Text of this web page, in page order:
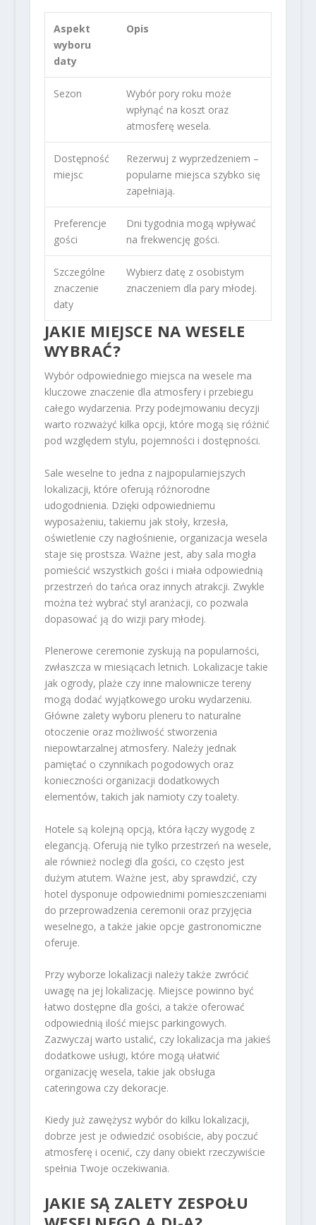
Aspekt
wyboru
daty
Opis
Sezon
Wybór pory roku może
wpłynąć na koszt oraz
atmosferę wesela.
Dostępność
miejsc
Rezerwuj z wyprzedzeniem –
popularne miejsca szybko się
zapełniają.
Preferencje
gości
Dni tygodnia mogą wpływać
na frekwencję gości.
Szczególne
znaczenie
daty
Wybierz datę z osobistym
znaczeniem dla pary młodej.
JAKIE MIEJSCE NA WESELE
WYBRAĆ?
Wybór odpowiedniego miejsca na wesele ma
kluczowe znaczenie dla atmosfery i przebiegu
całego wydarzenia. Przy podejmowaniu decyzji
warto rozważyć kilka opcji, które mogą się różnić
pod względem stylu, pojemności i dostępności.
Sale weselne to jedna z najpopularniejszych
lokalizacji, które oferują różnorodne
udogodnienia. Dzięki odpowiedniemu
wyposażeniu, takiemu jak stoły, krzesła,
oświetlenie czy nagłośnienie, organizacja wesela
staje się prostsza. Ważne jest, aby sala mogła
pomieścić wszystkich gości i miała odpowiednią
przestrzeń do tańca oraz innych atrakcji. Zwykle
można też wybrać styl aranżacji, co pozwala
dopasować ją do wizji pary młodej.
Plenerowe ceremonie zyskują na popularności,
zwłaszcza w miesiącach letnich. Lokalizacje takie
jak ogrody, plaże czy inne malownicze tereny
mogą dodać wyjątkowego uroku wydarzeniu.
Główne zalety wyboru pleneru to naturalne
otoczenie oraz możliwość stworzenia
niepowtarzalnej atmosfery. Należy jednak
pamiętać o czynnikach pogodowych oraz
konieczności organizacji dodatkowych
elementów, takich jak namioty czy toalety.
Hotele są kolejną opcją, która łączy wygodę z
elegancją. Oferują nie tylko przestrzeń na wesele,
ale również noclegi dla gości, co często jest
dużym atutem. Ważne jest, aby sprawdzić, czy
hotel dysponuje odpowiednimi pomieszczeniami
do przeprowadzenia ceremonii oraz przyjęcia
weselnego, a także jakie opcje gastronomiczne
oferuje.
Przy wyborze lokalizacji należy także zwrócić
uwagę na jej lokalizację. Miejsce powinno być
łatwo dostępne dla gości, a także oferować
odpowiednią ilość miejsc parkingowych.
Zazwyczaj warto ustalić, czy lokalizacja ma jakieś
dodatkowe usługi, które mogą ułatwić
organizację wesela, takie jak obsługa
cateringowa czy dekoracje.
Kiedy już zawężysz wybór do kilku lokalizacji,
dobrze jest je odwiedzić osobiście, aby poczuć
atmosferę i ocenić, czy dany obiekt rzeczywiście
spełnia Twoje oczekiwania.
JAKIE SĄ ZALETY ZESPOŁU